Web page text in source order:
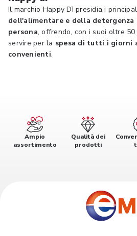
Il marchio Happy Dì presidia i
dell'alimentare e della detergenza
persona, offrendo, con i suoi oltre
servire per la spesa di tutti i giorni
convenienti.
Ampio
assortimento
Qualità dei
prodotti